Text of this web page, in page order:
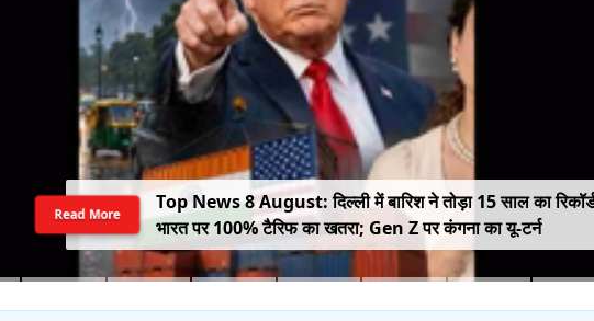
Top News 8 August: दिल्ली में बारिश ने तोड़ा 15 साल का
भारत पर 100% टैरिफ का खतरा; Gen Z पर कंगना का यू-टर्न
Read More